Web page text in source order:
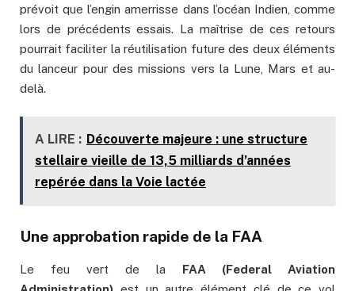
prévoit que l’engin amerrisse dans l’océan Indien, comme
lors de précédents essais. La maîtrise de ces retours
pourrait faciliter la réutilisation future des deux éléments
du lanceur pour des missions vers la Lune, Mars et au-
delà.
A LIRE : Découverte majeure : une structure
stellaire vieille de 13,5 milliards d’années
repérée dans la Voie lactée
Une approbation rapide de la FAA
Le feu vert de la FAA (Federal Aviation